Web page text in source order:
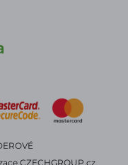
CZECHGROUP.cz.